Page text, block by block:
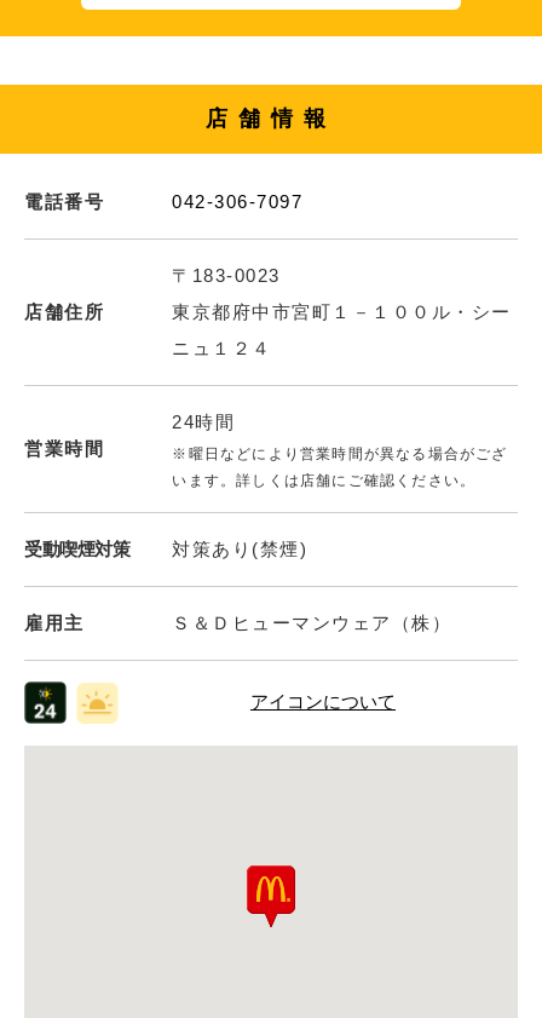
店舗情報
電話番号 042-306-7097
店舗住所
〒183-0023
東京都府中市宮町１－１００ル・シー
ニュ１２４
営業時間
24時間
※曜日などにより営業時間が異なる場合がござ
います。詳しくは店舗にご確認ください。
受動喫煙対策 対策あり(禁煙)
雇用主 Ｓ＆Ｄヒューマンウェア（株）
アイコンについて